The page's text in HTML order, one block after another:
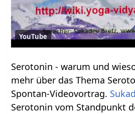
YouTube
Serotonin‏‎ - warum und wieso? Verstehe etwas
mehr über das Thema Serotonin‏‎ in einem
Spontan-Videovortrag.
Serotonin‏‎ vom